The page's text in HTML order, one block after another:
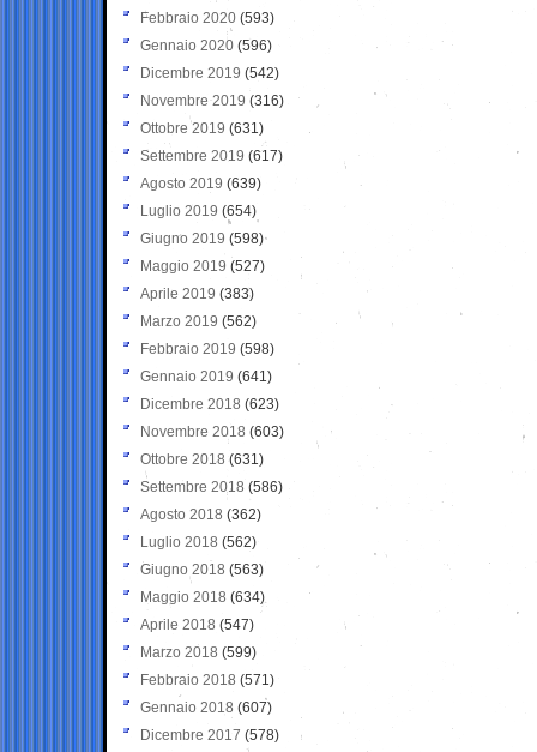
Febbraio 2020 (593)
Gennaio 2020 (596)
Dicembre 2019 (542)
Novembre 2019 (316)
Ottobre 2019 (631)
Settembre 2019 (617)
Agosto 2019 (639)
Luglio 2019 (654)
Giugno 2019 (598)
Maggio 2019 (527)
Aprile 2019 (383)
Marzo 2019 (562)
Febbraio 2019 (598)
Gennaio 2019 (641)
Dicembre 2018 (623)
Novembre 2018 (603)
Ottobre 2018 (631)
Settembre 2018 (586)
Agosto 2018 (362)
Luglio 2018 (562)
Giugno 2018 (563)
Maggio 2018 (634)
Aprile 2018 (547)
Marzo 2018 (599)
Febbraio 2018 (571)
Gennaio 2018 (607)
Dicembre 2017 (578)